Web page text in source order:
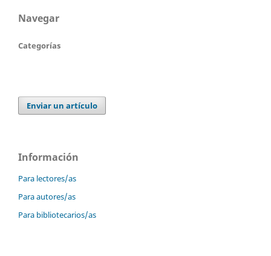
Navegar
Categorías
Enviar un artículo
Información
Para lectores/as
Para autores/as
Para bibliotecarios/as